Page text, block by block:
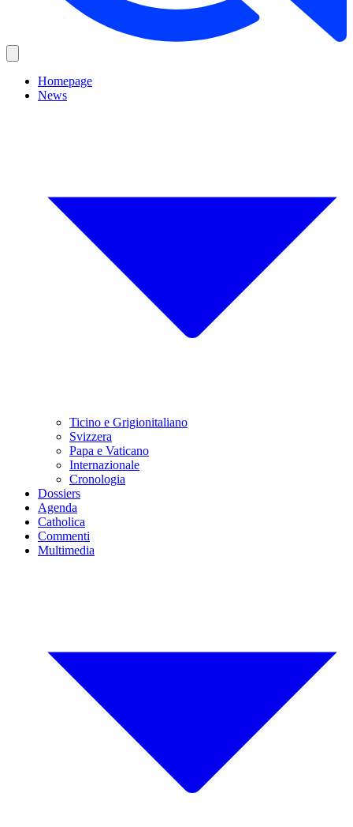
Homepage
News
Ticino e Grigionitaliano
Svizzera
Papa e Vaticano
Internazionale
Cronologia
Dossiers
Agenda
Catholica
Commenti
Multimedia